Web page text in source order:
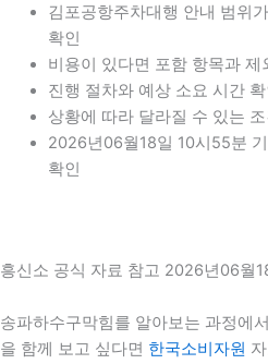
김포공항주차대행 안내 범위
확인
비용이 있다면 포함 항목과 제
진행 절차와 예상 소요 시간 확
상황에 따라 달라질 수 있는
2026년06월18일 10시55분
확인
흥신소 공식 자료 참고 2026년06월
송파하수구막힘를 알아보는 과정에
을 함께 보고 싶다면 한국소비자원